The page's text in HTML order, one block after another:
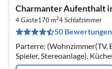
Charmanter Aufenthalt
4 Gäste170 m24Schlafzimmer
50 Bewertungen
Parterre: (Wohnzimmer(TV,
Spieler, Stereoanlage),
elektrisch)